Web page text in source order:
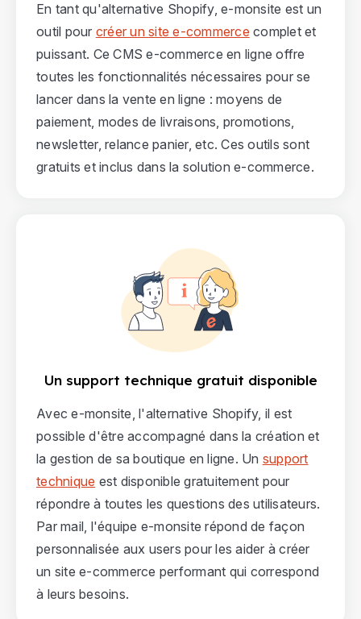
En tant qu'alternative Shopify, e-monsite est un
outil pour créer un site e-commerce complet et
puissant. Ce CMS e-commerce en ligne offre
toutes les fonctionnalités nécessaires pour se
lancer dans la vente en ligne : moyens de
paiement, modes de livraisons, promotions,
newsletter, relance panier, etc. Ces outils sont
gratuits et inclus dans la solution e-commerce.
Un support technique gratuit disponible
Avec e-monsite, l'alternative Shopify, il est
possible d'être accompagné dans la création et
la gestion de sa boutique en ligne. Un support
technique est disponible gratuitement pour
répondre à toutes les questions des utilisateurs.
Par mail, l'équipe e-monsite répond de façon
personnalisée aux users pour les aider à créer
un site e-commerce performant qui correspond
à leurs besoins.